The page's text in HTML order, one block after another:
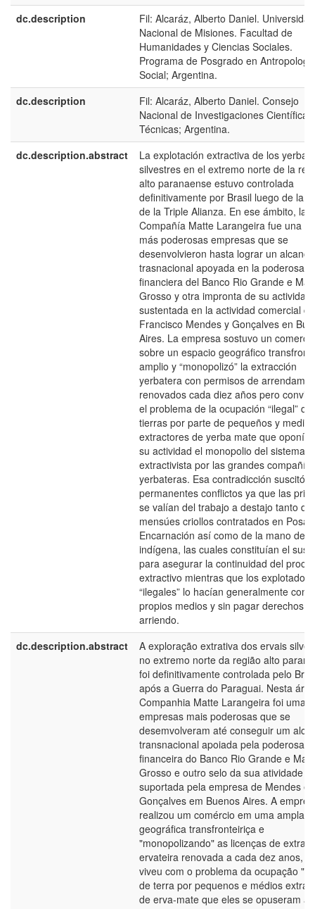
dc.description
Fil: Alcaráz, Alberto Daniel. Universidad
Nacional de Misiones. Facultad de
Humanidades y Ciencias Sociales.
Programa de Posgrado en
Social; Argentina.
dc.description
Fil: Alcaráz, Alberto Daniel. Consejo
Nacional de Investigaciones
Técnicas; Argentina.
dc.description.abstract
La explotación extractiva de los
silvestres en el extremo norte de la
alto paranaense estuvo controlada
definitivamente por Brasil luego de la
de la Triple Alianza. En ese ámbito, la
Compañía Matte Larangeira fue una
más poderosas empresas que se
desenvolvieron hasta lograr un alcance
trasnacional apoyada en la poderosa
financiera del Banco Rio Grande e
Grosso y otra impronta de su actividad
sustentada en la actividad comercial de
Francisco Mendes y Gonçalves en
Aires. La empresa sostuvo un comercio
sobre un espacio geográfico
amplio y “monopolizó” la extracción
yerbatera con permisos de
renovados cada diez años pero
el problema de la ocupación “ilegal” de
tierras por parte de pequeños y
extractores de yerba mate que
su actividad el monopolio del sistema
extractivista por las grandes
yerbateras. Esa contradicción suscitó
permanentes conflictos ya que las
se valían del trabajo a destajo tanto de
mensúes criollos contratados en
Encarnación así como de la mano de
indígena, las cuales constituían el
para asegurar la continuidad del
extractivo mientras que los
“ilegales” lo hacían generalmente con
propios medios y sin pagar derechos
arriendo.
dc.description.abstract
A exploração extrativa dos ervais
no extremo norte da região alto
foi definitivamente controlada pelo
após a Guerra do Paraguai. Nesta
Companhia Matte Larangeira foi uma
empresas mais poderosas que se
desemvolveram até conseguir um
transnacional apoiada pela poderosa
financeira do Banco Rio Grande e Mato
Grosso e outro selo da sua atividade
suportada pela empresa de Mendes e
Gonçalves em Buenos Aires. A
realizou um comércio em uma ampla
geográfica transfronteiriça e
"monopolizando" as licenças de
ervateira renovada a cada dez anos,
viveu com o problema da ocupação
de terra por pequenos e médios
de erva-mate que eles se opuseram à